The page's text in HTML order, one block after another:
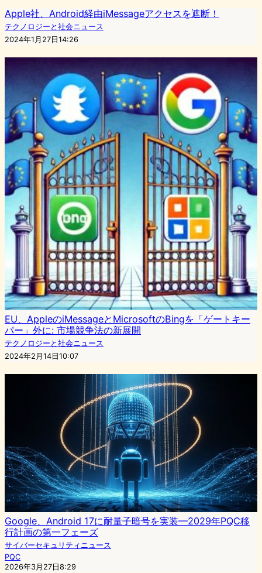
Apple社、Android経由iMessageアクセスを遮断！
テクノロジーと社会ニュース
2024年1月27日14:26
EU、AppleのiMessageとMicrosoftのBingを「ゲートキー
パー」外に: 市場競争法の新展開
テクノロジーと社会ニュース
2024年2月14日10:07
Google、Android 17に耐量子暗号を実装—2029年PQC移
行計画の第一フェーズ
サイバーセキュリティニュース
PQC
2026年3月27日8:29